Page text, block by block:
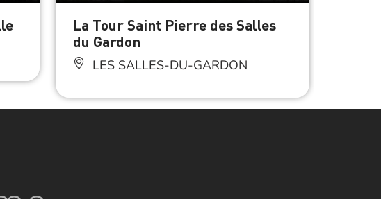
La Tour Saint Pierre des Salles
du Gardon
LES SALLES-DU-GARDON